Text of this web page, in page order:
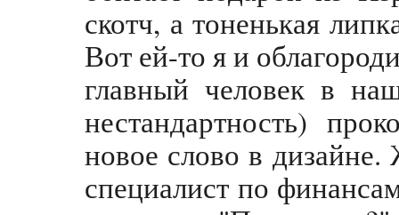
скотч, а тоненькая
Вот ей-то я и
главный человек в
нестандартность)
новое слово в дизайне.
специалист по